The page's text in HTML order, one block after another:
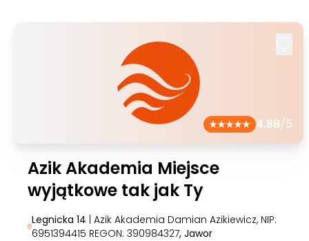
4.88/5
Azik Akademia Miejsce
wyjątkowe tak jak Ty
Legnicka 14 | Azik Akademia Damian Azikiewicz, NIP:
6951394415 REGON: 390984327, Jawor